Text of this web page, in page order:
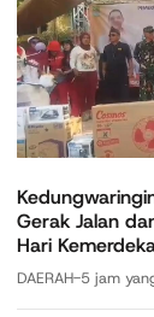
Gerak Jalan
Hari
DAERAH-5 jam